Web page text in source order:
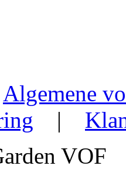
Algemene
|
VOF